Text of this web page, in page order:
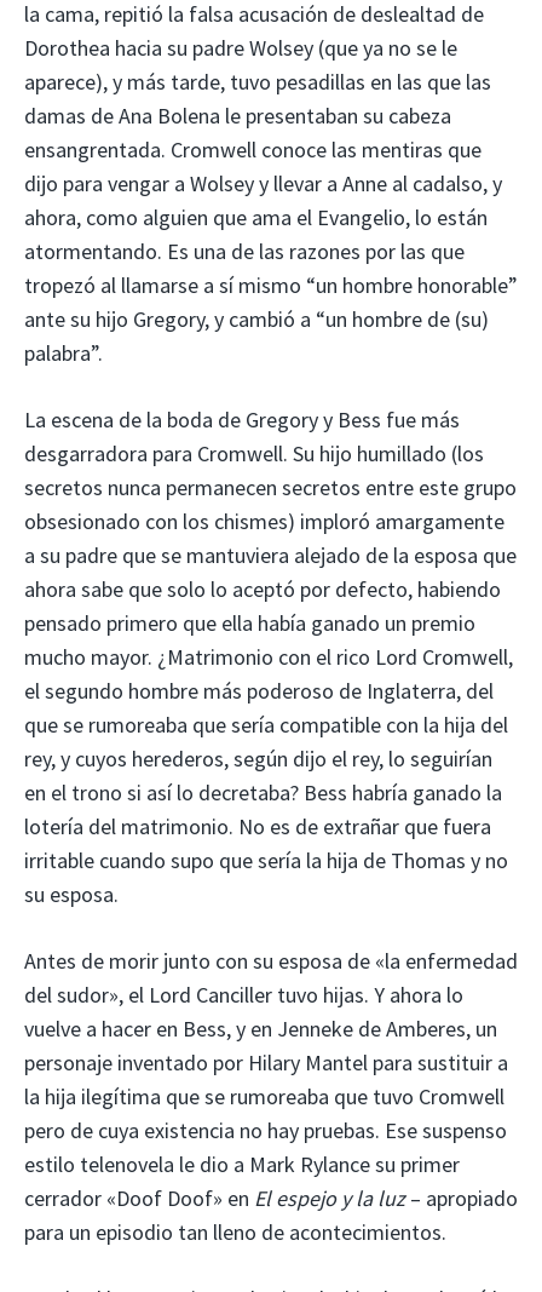
la cama, repitió la falsa acusación de deslealtad de
Dorothea hacia su padre Wolsey (que ya no se le
aparece), y más tarde, tuvo pesadillas en las que las
damas de Ana Bolena le presentaban su cabeza
ensangrentada. Cromwell conoce las mentiras que
dijo para vengar a Wolsey y llevar a Anne al cadalso, y
ahora, como alguien que ama el Evangelio, lo están
atormentando. Es una de las razones por las que
tropezó al llamarse a sí mismo “un hombre honorable”
ante su hijo Gregory, y cambió a “un hombre de (su)
palabra”.
La escena de la boda de Gregory y Bess fue más
desgarradora para Cromwell. Su hijo humillado (los
secretos nunca permanecen secretos entre este grupo
obsesionado con los chismes) imploró amargamente
a su padre que se mantuviera alejado de la esposa que
ahora sabe que solo lo aceptó por defecto, habiendo
pensado primero que ella había ganado un premio
mucho mayor. ¿Matrimonio con el rico Lord Cromwell,
el segundo hombre más poderoso de Inglaterra, del
que se rumoreaba que sería compatible con la hija del
rey, y cuyos herederos, según dijo el rey, lo seguirían
en el trono si así lo decretaba? Bess habría ganado la
lotería del matrimonio. No es de extrañar que fuera
irritable cuando supo que sería la hija de Thomas y no
su esposa.
Antes de morir junto con su esposa de «la enfermedad
del sudor», el Lord Canciller tuvo hijas. Y ahora lo
vuelve a hacer en Bess, y en Jenneke de Amberes, un
personaje inventado por Hilary Mantel para sustituir a
la hija ilegítima que se rumoreaba que tuvo Cromwell
pero de cuya existencia no hay pruebas. Ese suspenso
estilo telenovela le dio a Mark Rylance su primer
cerrador «Doof Doof» en El espejo y la luz– apropiado
para un episodio tan lleno de acontecimientos.